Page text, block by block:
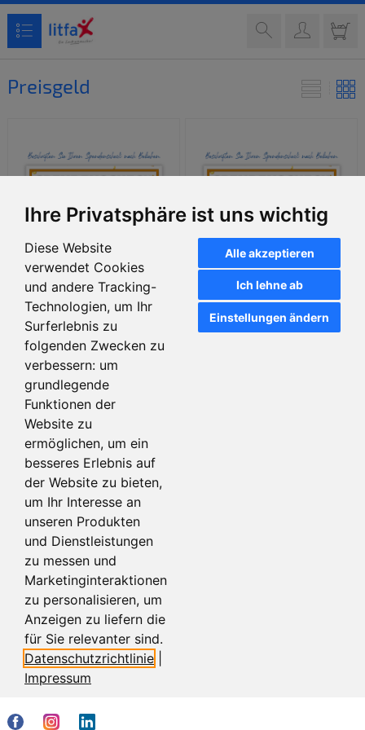
Ihre Privatsphäre ist uns wichtig
Diese Website
verwendet Cookies
und andere Tracking-
Technologien, um Ihr
Surferlebnis zu
folgenden Zwecken zu
verbessern: um
grundlegende
Funktionen der
Website zu
ermöglichen, um ein
besseres Erlebnis auf
der Website zu bieten,
um Ihr Interesse an
unseren Produkten
und Dienstleistungen
zu messen und
Marketinginteraktionen
zu personalisieren, um
Anzeigen zu liefern die
für Sie relevanter sind.
Datenschutzrichtlinie
Impressum
Alle akzeptieren
Ich lehne ab
Einstellungen ändern
Preisgeld
Individueller "Luke"
Spendenscheck (60x34 cm) -
selbst gestalten
Artikeldetails
Individueller "Luke"
Spendenscheck (90x51 cm) -
Cookie-Einstellungen